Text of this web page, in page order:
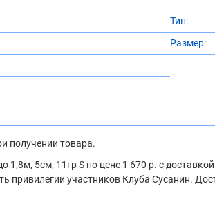
Тип:
Размер:
получении товара.
5см, 11гр S по цене 1 670 р. с
привилегии участников Клуба Сусанин.